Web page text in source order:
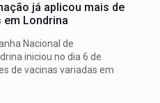
já aplicou mais de
em Londrina
Nacional de
iniciou no dia 6 de
de vacinas variadas em